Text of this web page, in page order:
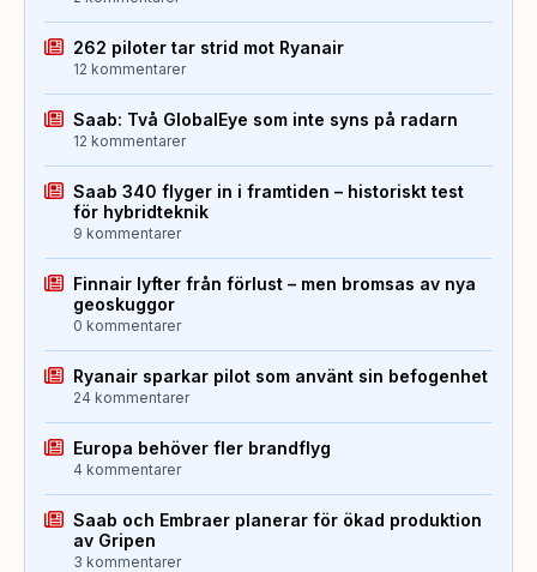
262 piloter tar strid mot Ryanair
12 kommentarer
Saab: Två GlobalEye som inte syns på radarn
12 kommentarer
Saab 340 flyger in i framtiden – historiskt test
för hybridteknik
9 kommentarer
Finnair lyfter från förlust – men bromsas av nya
geoskuggor
0 kommentarer
Ryanair sparkar pilot som använt sin befogenhet
24 kommentarer
Europa behöver fler brandflyg
4 kommentarer
Saab och Embraer planerar för ökad produktion
av Gripen
3 kommentarer